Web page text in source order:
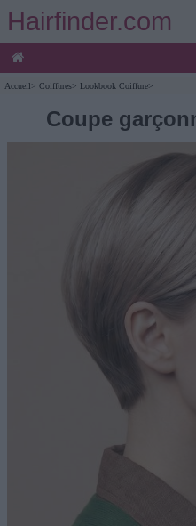
Hairfinder.com
Accueil> Coiffures> Lookbook Coiffure>
Coupe